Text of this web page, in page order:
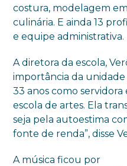
costura, modelagem
culinária. E ainda 13
e equipe administrativa.
A diretora da escola,
importância da unidade
33 anos como
escola de artes. Ela
seja pela autoestima
fonte de renda”, disse
A música ficou por